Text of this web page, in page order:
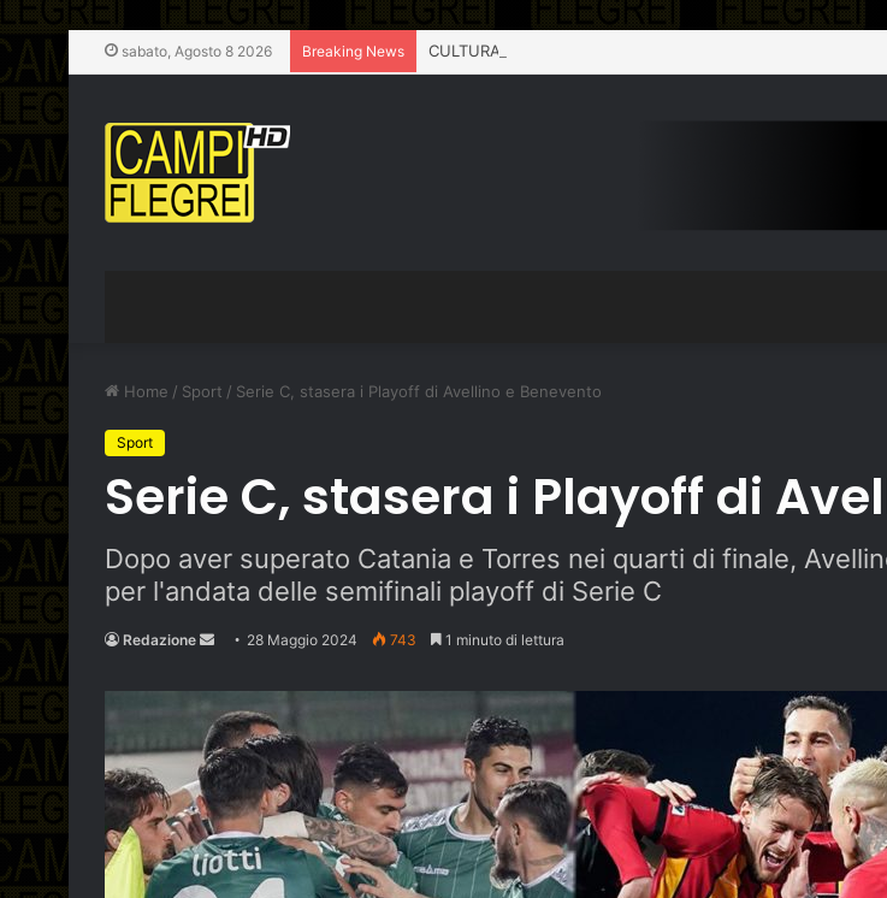
sabato, Agosto 8 2026 Breaking News
Home / Sport / Serie C, stasera i Playoff di Avellino e Benevento
Sport
Serie C, stasera i Playoff di
Dopo aver superato Catania e Torres nei quarti di finale,
per l'andata delle semifinali playoff di Serie C
Redazione
Send
email
28 Maggio 2024 743 1 minuto di lettura